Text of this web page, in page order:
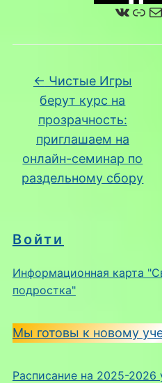
Войти
Информационная карта
подростка"
Мы готовы к новому
Расписание на 2025-2026
← Чистые Игры
берут курс на
прозрачность:
приглашаем на
онлайн-семинар по
раздельному сбору